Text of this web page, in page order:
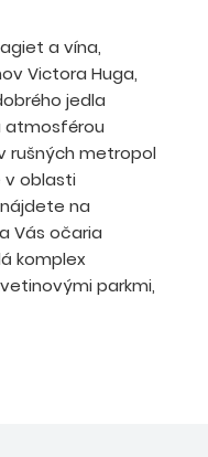
a vína,
Victora Huga,
jedla
atmosférou
rušných metropol
v oblasti
na
Vás očaria
komplex
parkmi,